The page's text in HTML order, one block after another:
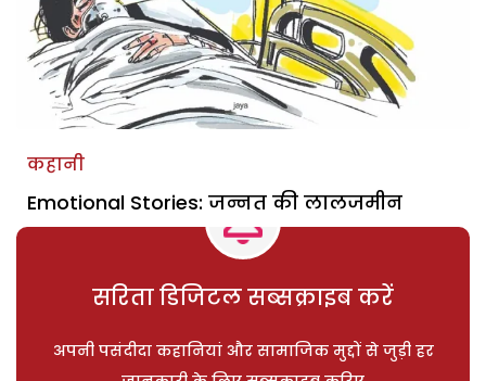
कहानी
Emotional Stories: जन्नत की लालजमीन
सरिता डिजिटल सब्सक्राइब करें
अपनी पसंदीदा कहानियां और सामाजिक मुद्दों से जुड़ी हर